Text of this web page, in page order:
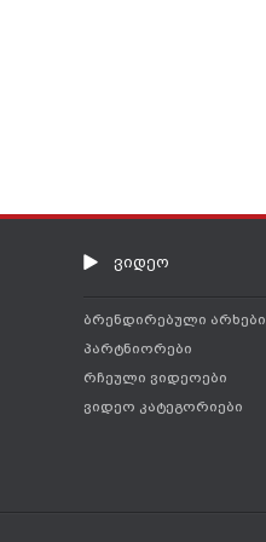
ვიდეო
ბრენდირებული არხები
პარტნიორები
რჩეული ვიდეოები
ვიდეო კატეგორიები